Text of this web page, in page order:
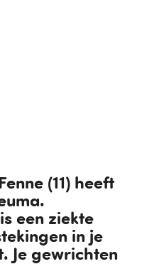
(11) heeft
een ziekte
in je
Je gewrichten